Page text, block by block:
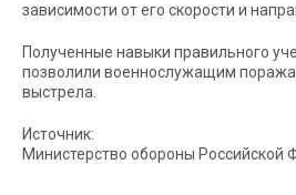
зависимости от его скорости и
Полученные навыки правильного
позволили военнослужащим
выстрела.
Источник:
Министерство обороны Российской